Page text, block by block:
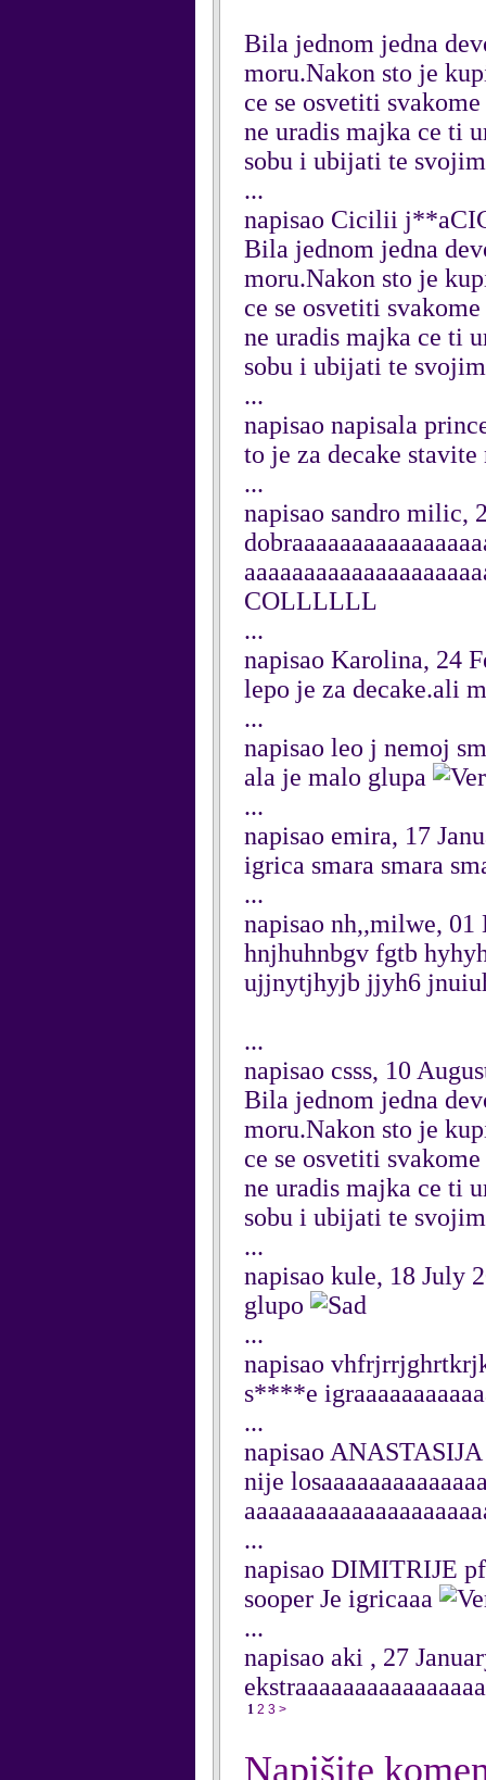
Bila jednom jedna
moru.Nakon sto je
ce se osvetiti
ne uradis majka ce ti
sobu i ubijati te
...
napisao Cicilii
Bila jednom jedna
moru.Nakon sto je
ce se osvetiti
ne uradis majka ce ti
sobu i ubijati te
...
napisao napisala
to je za decake
...
napisao sandro milic,
COLLLLLL
...
napisao Karolina, 24
lepo je za decake.ali
...
napisao leo j nemoj
ala je malo glupa
...
napisao emira, 17
igrica smara smara
...
napisao nh,,milwe, 01
hnjhuhnbgv fgtb
ujjnytjhyjb jjyh6
...
napisao csss, 10
Bila jednom jedna
moru.Nakon sto je
ce se osvetiti
ne uradis majka ce ti
sobu i ubijati te
...
napisao kule, 18 July
glupo
...
napisao
s****e
...
napisao
nije
...
napisao DIMITRIJE
sooper Je igricaaa
...
napisao aki , 27
1 2 3 >
Napišite